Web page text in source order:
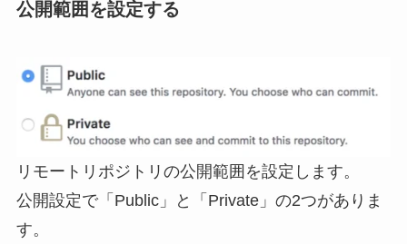
公開範囲を設定する
リモートリポジトリの公開範囲を設定します。
公開設定で「Public」と「Private」の2つがありま
す。